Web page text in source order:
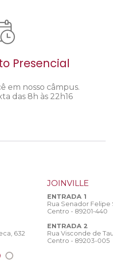
Presencial
em nosso câmpus.
das 8h às 22h16
632
JOINVILLE
ENTRADA 1
Rua Senador
Centro - 89201-440
ENTRADA 2
Rua Visconde de
Centro - 89203-005